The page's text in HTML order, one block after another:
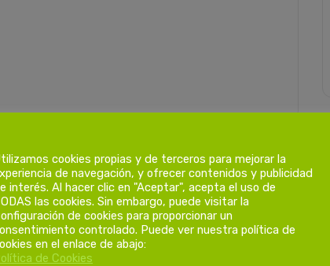
cookies propias y de terceros para mejorar la
de navegación, y ofrecer contenidos y publicidad
interés. Al hacer clic en "Aceptar", acepta el uso de
las cookies. Sin embargo, puede visitar la
de cookies para proporcionar un
controlado. Puede ver nuestra política de
en el enlace de abajo:
de Cookies